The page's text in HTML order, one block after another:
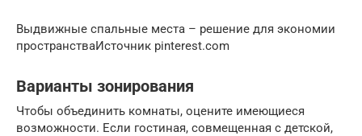
Выдвижные спальные места – решение для экономии
пространстваИсточник pinterest.com
Варианты зонирования
Чтобы объединить комнаты, оцените имеющиеся
возможности. Если гостиная, совмещенная с детской,